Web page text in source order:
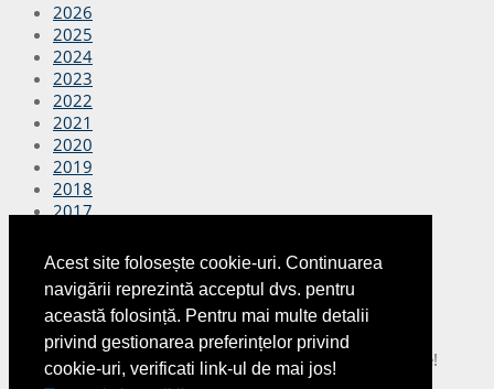
Acest site folosește cookie-uri. Continuarea
navigării reprezintă acceptul dvs. pentru
această folosință. Pentru mai multe detalii
privind gestionarea preferințelor privind
cookie-uri, verificati link-ul de mai jos!
2026
2025
2024
2023
2022
2021
2020
2019
2018
2017
2015
2014
2013
2012
Copyright © 2026Finante AziToate drepturile rezervate!